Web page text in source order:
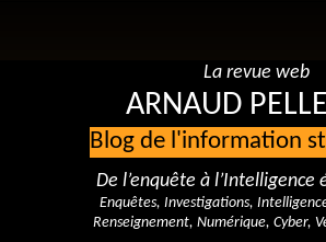
La revue web
ARNAUD
Blog de l'information
De l’enquête à l’Intelligence
Enquêtes, Investigations,
Renseignement, Numérique, Cyber,